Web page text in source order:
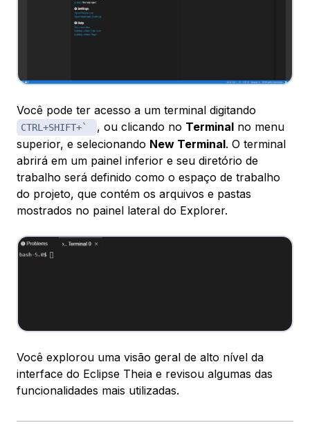
Você pode ter acesso a um terminal digitando
CTRL+SHIFT+` , ou clicando no Terminal no menu
superior, e selecionando New Terminal. O terminal
abrirá em um painel inferior e seu diretório de
trabalho será definido como o espaço de trabalho
do projeto, que contém os arquivos e pastas
mostrados no painel lateral do Explorer.
Você explorou uma visão geral de alto nível da
interface do Eclipse Theia e revisou algumas das
funcionalidades mais utilizadas.